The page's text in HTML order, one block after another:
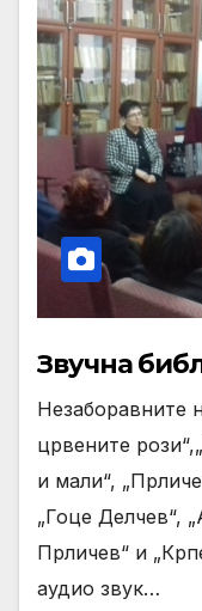
Звучна
Незаборавните
црвените
и мали“,
„Гоце Делчев“,
Прличев“ и
аудио звук…